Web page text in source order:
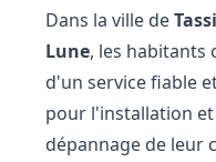
Dans la ville de
Lune, les habitants
d'un service fiable
pour l'installation
dépannage de leur